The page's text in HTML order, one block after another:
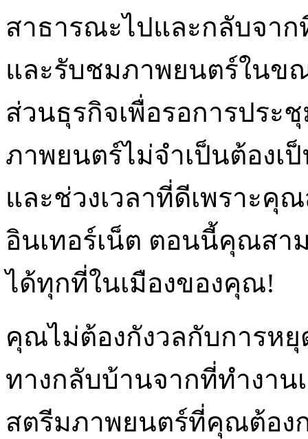
สาธารณะไปและกลับจา
และรับชมภาพยนตร์ใน
ส่วนธุรกิจเพื่อรอการปร
ภาพยนตร์ไม่จำเป็นต้องเ
และช่วงเวลาที่ดีเพราะคุ
อินเทอร์เน็ต ตอนนี้คุณสา
ได้ทุกที่ในเมืองของคุณ!
คุณไม่ต้องกังวลกับการห
ทางกลับบ้านจากที่ทำงา
สตรีมภาพยนตร์ที่คุณต้อง